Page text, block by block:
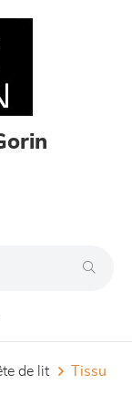
de lit tissu